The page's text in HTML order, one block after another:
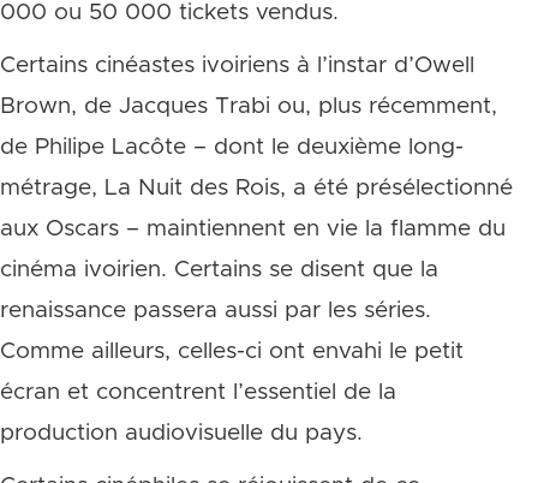
000 ou 50 000 tickets vendus.
Certains cinéastes ivoiriens à l’instar d’Owell
Brown, de Jacques Trabi ou, plus récemment,
de Philipe Lacôte – dont le deuxième long-
métrage, La Nuit des Rois, a été présélectionné
aux Oscars – maintiennent en vie la flamme du
cinéma ivoirien. Certains se disent que la
renaissance passera aussi par les séries.
Comme ailleurs, celles-ci ont envahi le petit
écran et concentrent l’essentiel de la
production audiovisuelle du pays.